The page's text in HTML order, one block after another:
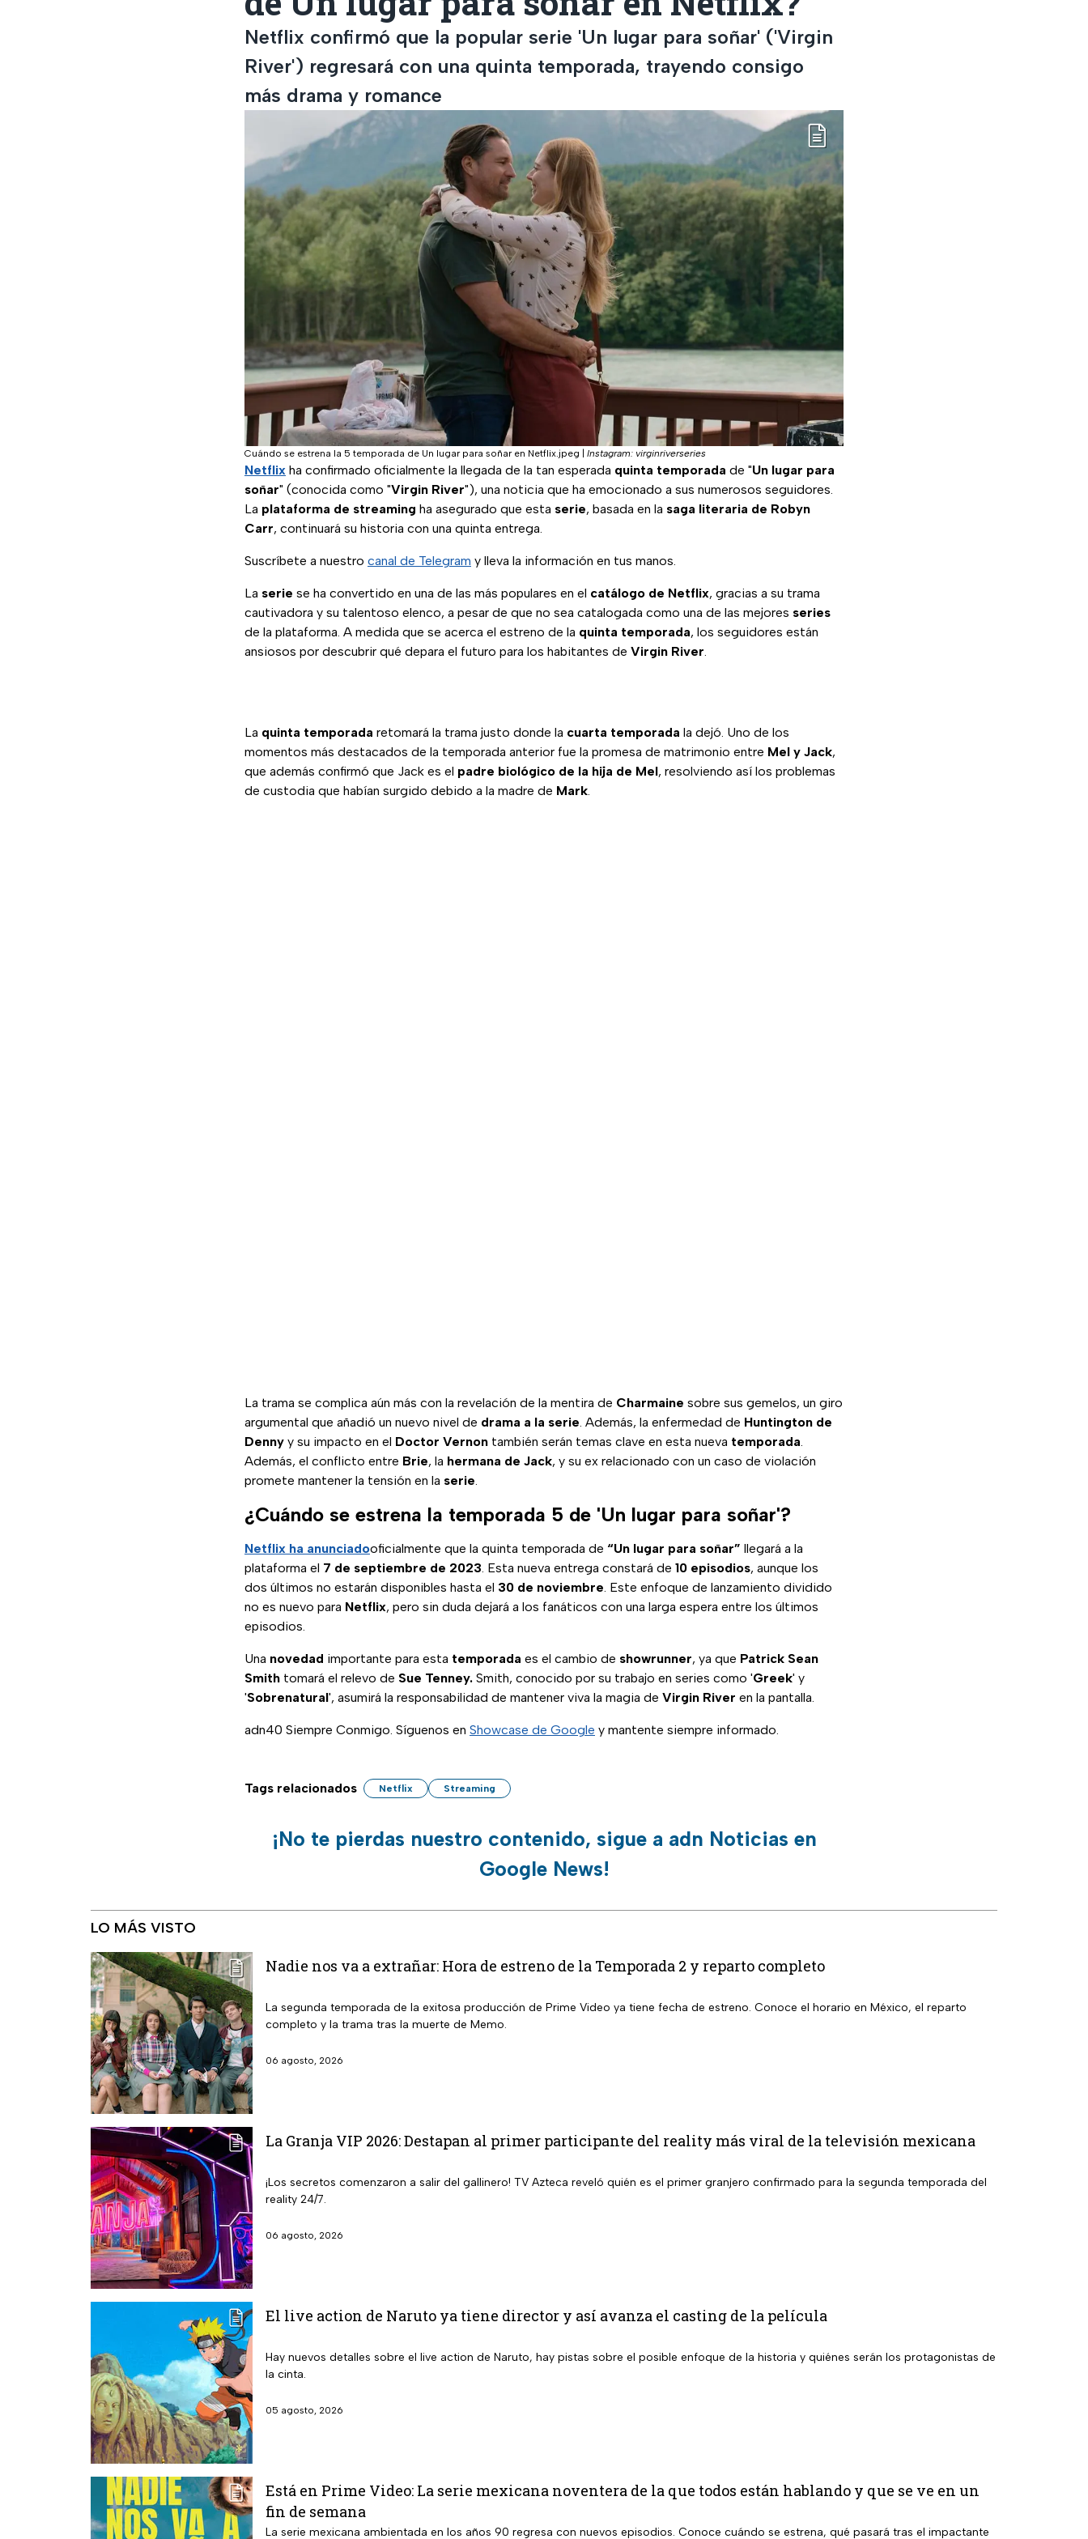
Netflix confirmó que la popular serie 'Un lugar para soñar' ('Virgin
River') regresará con una quinta temporada, trayendo consigo
más drama y romance
Cuándo se estrena la 5 temporada de Un lugar para soñar en Netflix.jpeg Instagram: virginriverseries
Netflix ha confirmado oficialmente la llegada de la tan esperada quinta temporada de "Un lugar para
soñar" (conocida como "Virgin River"), una noticia que ha emocionado a sus numerosos seguidores.
La plataforma de streaming ha asegurado que esta serie, basada en la saga literaria de Robyn
Carr, continuará su historia con una quinta entrega.
Suscríbete a nuestro canal de Telegram y lleva la información en tus manos.
La serie se ha convertido en una de las más populares en el catálogo de Netflix, gracias a su trama
cautivadora y su talentoso elenco, a pesar de que no sea catalogada como una de las mejores series
de la plataforma. A medida que se acerca el estreno de la quinta temporada, los seguidores están
ansiosos por descubrir qué depara el futuro para los habitantes de Virgin River.
La quinta temporada retomará la trama justo donde la cuarta temporada la dejó. Uno de los
momentos más destacados de la temporada anterior fue la promesa de matrimonio entre Mel y Jack,
que además confirmó que Jack es el padre biológico de la hija de Mel, resolviendo así los problemas
de custodia que habían surgido debido a la madre de Mark.
La trama se complica aún más con la revelación de la mentira de Charmaine sobre sus gemelos, un giro
argumental que añadió un nuevo nivel de drama a la serie. Además, la enfermedad de Huntington de
Denny y su impacto en el Doctor Vernon también serán temas clave en esta nueva temporada.
Además, el conflicto entre Brie, la hermana de Jack, y su ex relacionado con un caso de violación
promete mantener la tensión en la serie.
¿Cuándo se estrena la temporada 5 de 'Un lugar para soñar'?
Netflix ha anunciadooficialmente que la quinta temporada de “Un lugar para soñar” llegará a la
plataforma el 7 de septiembre de 2023. Esta nueva entrega constará de 10 episodios, aunque los
dos últimos no estarán disponibles hasta el 30 de noviembre. Este enfoque de lanzamiento dividido
no es nuevo para Netflix, pero sin duda dejará a los fanáticos con una larga espera entre los últimos
episodios.
Una novedad importante para esta temporada es el cambio de showrunner, ya que Patrick Sean
Smith tomará el relevo de Sue Tenney. Smith, conocido por su trabajo en series como 'Greek' y
'Sobrenatural', asumirá la responsabilidad de mantener viva la magia de Virgin River en la pantalla.
adn40 Siempre Conmigo. Síguenos en Showcase de Google y mantente siempre informado.
Tags relacionados Netflix Streaming
¡No te pierdas nuestro contenido, sigue a adn Noticias en
Google News!
LO MÁS VISTO
Nadie nos va a extrañar: Hora de estreno de la Temporada 2 y reparto completo
La segunda temporada de la exitosa producción de Prime Video ya tiene fecha de estreno. Conoce el horario en México, el reparto
completo y la trama tras la muerte de Memo.
06 agosto, 2026
La Granja VIP 2026: Destapan al primer participante del reality más viral de la televisión mexicana
¡Los secretos comenzaron a salir del gallinero! TV Azteca reveló quién es el primer granjero confirmado para la segunda temporada del
reality 24/7.
06 agosto, 2026
El live action de Naruto ya tiene director y así avanza el casting de la película
Hay nuevos detalles sobre el live action de Naruto, hay pistas sobre el posible enfoque de la historia y quiénes serán los protagonistas de
la cinta.
05 agosto, 2026
Está en Prime Video: La serie mexicana noventera de la que todos están hablando y que se ve en un
fin de semana
La serie mexicana ambientada en los años 90 regresa con nuevos episodios. Conoce cuándo se estrena, qué pasará tras el impactante